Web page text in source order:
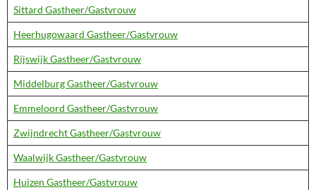
Sittard Gastheer/Gastvrouw
Heerhugowaard Gastheer/Gastvrouw
Rijswijk Gastheer/Gastvrouw
Middelburg Gastheer/Gastvrouw
Emmeloord Gastheer/Gastvrouw
Zwijndrecht Gastheer/Gastvrouw
Waalwijk Gastheer/Gastvrouw
Huizen Gastheer/Gastvrouw